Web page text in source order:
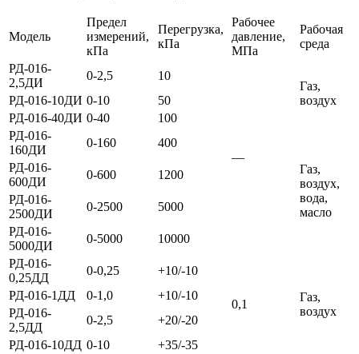
Модель
Предел
измерений,
кПа
Перегрузка,
кПа
Рабочее
давление,
МПа
Рабочая
среда
РД-016-
2,5ДИ
0-2,5 10
—
Газ,
воздух
РД-016-10ДИ 0-10
50
РД-016-40ДИ 0-40
100
РД-016-
160ДИ
0-160
400
Газ,
воздух,
вода,
масло
РД-016-
600ДИ
0-600
1200
РД-016-
2500ДИ
0-2500
5000
РД-016-
5000ДИ
0-5000
10000
РД-016-
0,25ДД
0-0,25 +10/-10
0,1
Газ,
воздух
РД-016-1ДД 0-1,0
+10/-10
РД-016-
2,5ДД
0-2,5
+20/-20
РД-016-10ДД 0-10
+35/-35